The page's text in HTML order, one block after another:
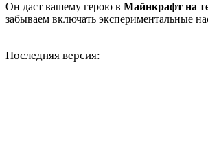
Он даст вашему герою в Майнкрафт на
забываем включать экспериментальные
Последняя версия: